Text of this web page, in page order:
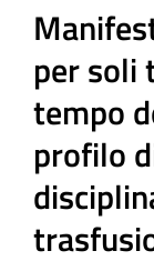
per soli
tempo
profilo